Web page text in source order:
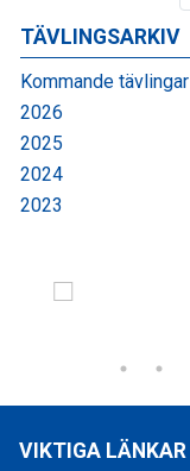
TÄVLINGSARKIV
Kommande tävlingar
2026
2025
2024
2023
VIKTIGA LÄNKAR